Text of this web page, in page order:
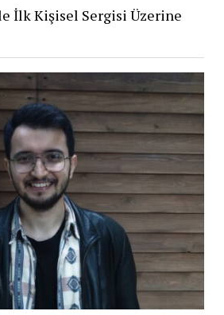
İlk Kişisel Sergisi Üzerine